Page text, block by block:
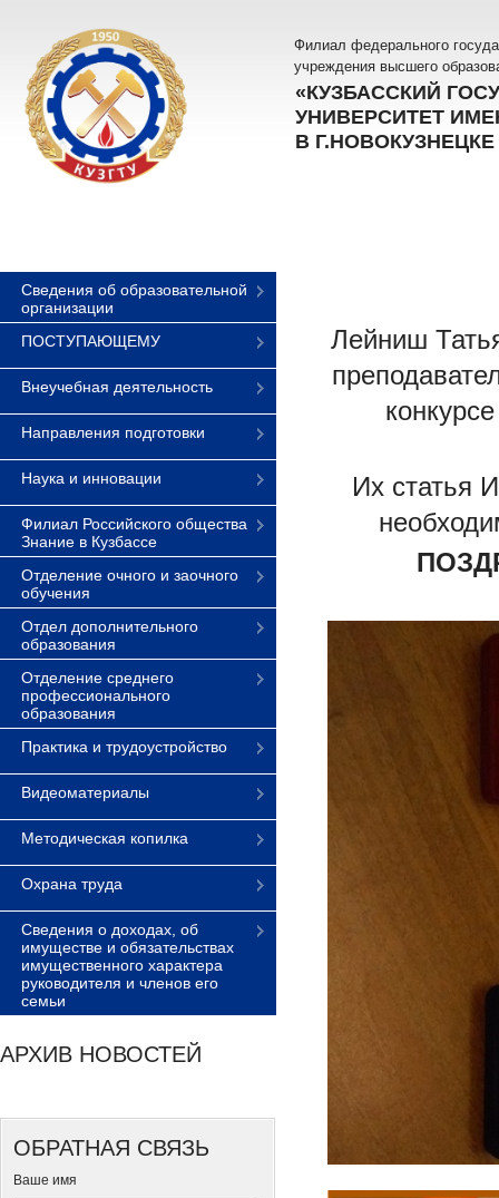
Филиал федерального
учреждения высшего
«КУЗБАССКИЙ
УНИВЕРСИТЕТ
В Г.НОВОКУЗНЕЦКЕ
Сведения об образовательной
организации
ПОСТУПАЮЩЕМУ
Внеучебная деятельность
Направления подготовки
Наука и инновации
Филиал Российского общества
Знание в Кузбассе
Отделение очного и заочного
обучения
Отдел дополнительного
образования
Отделение среднего
профессионального
образования
Практика и трудоустройство
Видеоматериалы
Методическая копилка
Охрана труда
Сведения о доходах, об
имуществе и обязательствах
имущественного характера
руководителя и членов его
семьи
АРХИВ НОВОСТЕЙ
ОБРАТНАЯ СВЯЗЬ
Ваше имя
Лейниш
Их статья